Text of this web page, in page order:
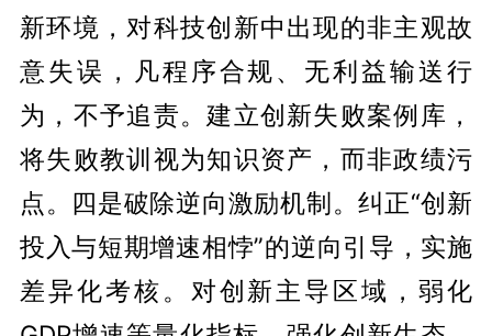
新环境，对科技创新中出现的非主观故
意失误，凡程序合规、无利益输送行
为，不予追责。建立创新失败案例库，
将失败教训视为知识资产，而非政绩污
点。四是破除逆向激励机制。纠正“创新
投入与短期增速相悖”的逆向引导，实施
差异化考核。对创新主导区域，弱化